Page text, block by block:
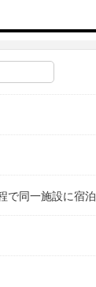
で同一施設に宿泊